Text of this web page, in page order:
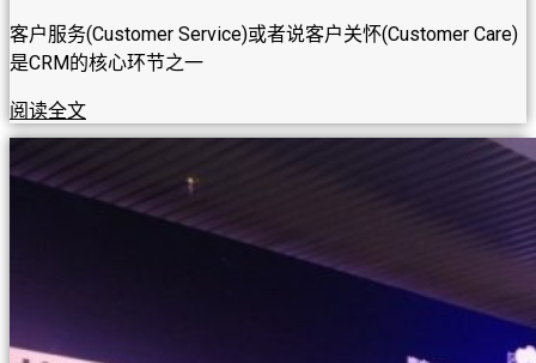
客户服务(Customer Service)或者说客户关怀(Customer Care)
是CRM的核心环节之一
阅读全文